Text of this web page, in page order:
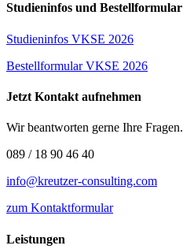
Studieninfos und Bestellformular
Studieninfos VKSE 2026
Bestellformular VKSE 2026
Jetzt Kontakt aufnehmen
Wir beantworten gerne Ihre Fragen.
089 / 18 90 46 40
info@kreutzer-consulting.com
zum Kontaktformular
Leistungen